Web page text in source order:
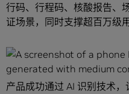
行码、行程码、核酸报告、
证场景，同时支撑超百万级
产品成功通过 AI 识别技术，